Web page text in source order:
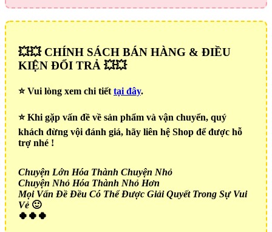
💥💥 CHÍNH SÁCH BÁN HÀNG & ĐIỀU
KIỆN ĐỔI TRẢ 💥💥
⭐️ Vui lòng xem chi tiết tại đây.
⭐️ Khi gặp vấn đề về sản phẩm và vận chuyển, quý
khách đừng vội đánh giá, hãy liên hệ Shop để được hỗ
trợ nhé !
Chuyện Lớn Hóa Thành Chuyện Nhỏ
Chuyện Nhỏ Hóa Thành Nhỏ Hơn
Mọi Vấn Đề Đều Có Thể Được Giải Quyết Trong Sự Vui
Vẻ 🙂
🍀🍀🍀